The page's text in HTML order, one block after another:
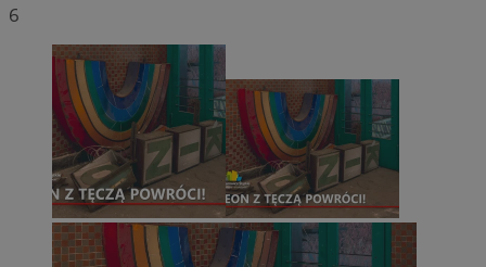
6